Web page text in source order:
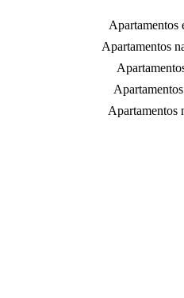
Apartamentos
Apartamentos
Apartamentos